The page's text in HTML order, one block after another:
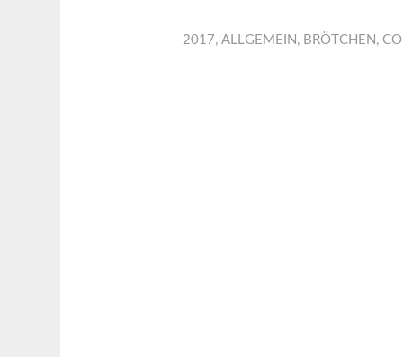
2017, ALLGEMEIN , BRÖTCHEN ,